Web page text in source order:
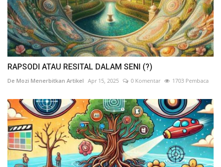
RAPSODI ATAU RESITAL DALAM SENI (?)
De Mozi Menerbitkan Artikel Apr 15, 2025 0 Komentar 1703 Pembaca